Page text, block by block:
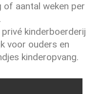
of aantal weken per
kinderboerderij
voor ouders en
kinderopvang.